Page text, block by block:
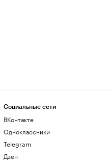
Социальные сети
ВКонтакте
Одноклассники
Telegram
Дзен